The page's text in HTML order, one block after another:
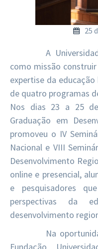
25
A
como missão
expertise da
de quatro programas
Nos dias 23 a 25
Graduação em
promoveu o IV
Nacional e VIII
Desenvolvimento
online e presencial,
e pesquisadores
perspectivas da
desenvolvimento
Na